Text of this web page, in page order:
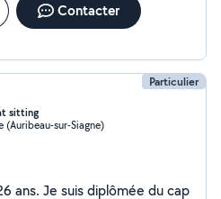
Contacter
Particulier
sitting
(Auribeau-sur-Siagne)
ans. Je suis diplômée du cap